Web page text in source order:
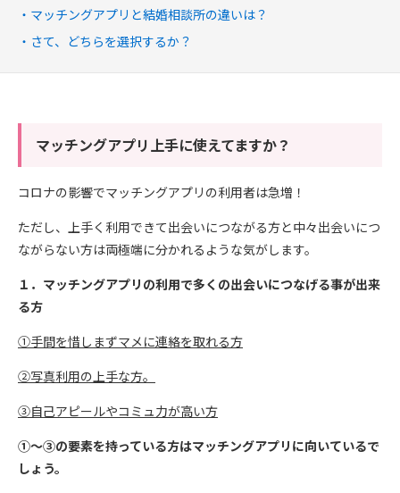
マッチングアプリと結婚相談所の違いは？
さて、どちらを選択するか？
マッチングアプリ上手に使えてますか？
コロナの影響でマッチングアプリの利用者は急増！
ただし、上手く利用できて出会いにつながる方と中々出会いにつ
ながらない方は両極端に分かれるような気がします。
１．マッチングアプリの利用で多くの出会いにつなげる事が出来
る方
①手間を惜しまずマメに連絡を取れる方
②写真利用の上手な方。
③自己アピールやコミュ力が高い方
①～③の要素を持っている方はマッチングアプリに向いているで
しょう。